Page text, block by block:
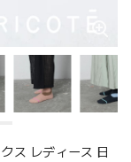
ス レディース 日